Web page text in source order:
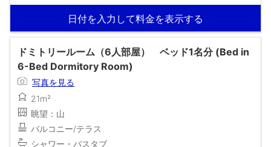
日付を入力して料金を表示する
ドミトリールーム（6人部屋） ベッド1名分 (Bed in
6-Bed Dormitory Room)
写真を見る
21m²
眺望：山
バルコニー/テラス
シャワー・バスタブ